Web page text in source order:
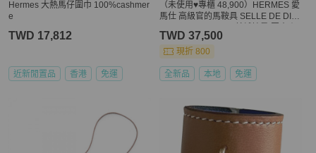
Hermes 大熱馬仔圍巾 100%cashmer
e
TWD 17,812
近新閒置品 香港 免運
（未使用♥️專櫃 48,900）HERMES 愛
馬仕 高級官的馬鞍具 SELLE DE DIG
022年
TWD 37,500
現折 800
全新品 本地 免運